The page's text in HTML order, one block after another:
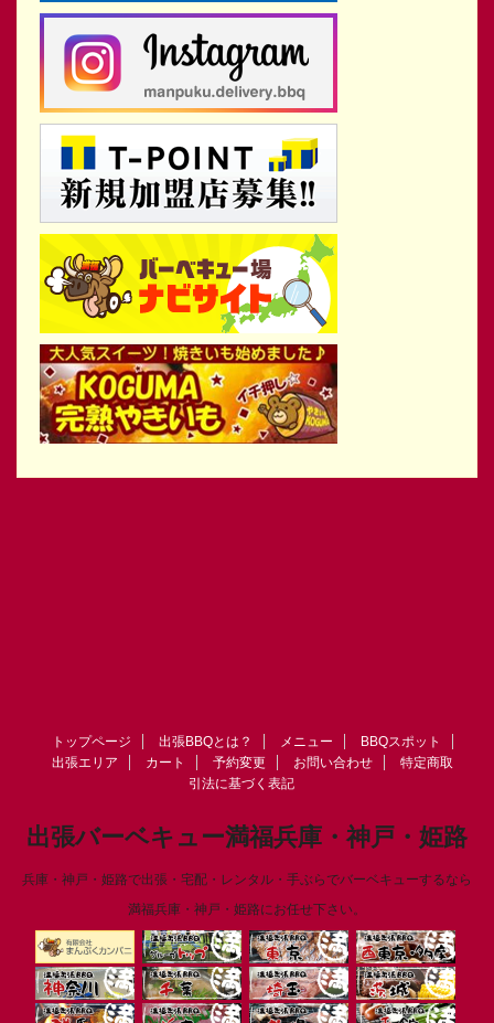
トップページ 出張BBQとは？ メニュー
BBQスポット
出張エリア
カート 予約変更 お問い合わせ
特定商取
引法に基づく表記
出張バーベキュー満福兵庫・神戸・姫路
兵庫・神戸・姫路で出張・宅配・レンタル・手ぶらでバーベキューするなら
満福兵庫・神戸・姫路にお任せ下さい。